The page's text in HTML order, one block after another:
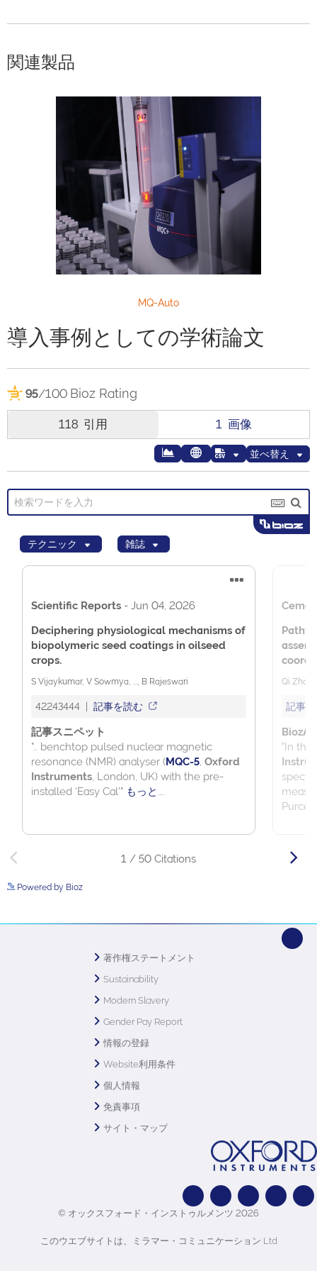
関連製品
MQ-Auto
導入事例としての学術論文
Powered by Bioz
著作権ステートメント
Sustainability
Modern Slavery
Gender Pay Report
情報の登録
Website利用条件
個人情報
免責事項
サイト・マップ
© オックスフォード・インストゥルメンツ 2026
このウエブサイトは、ミラマー・コミュニケーション Ltd